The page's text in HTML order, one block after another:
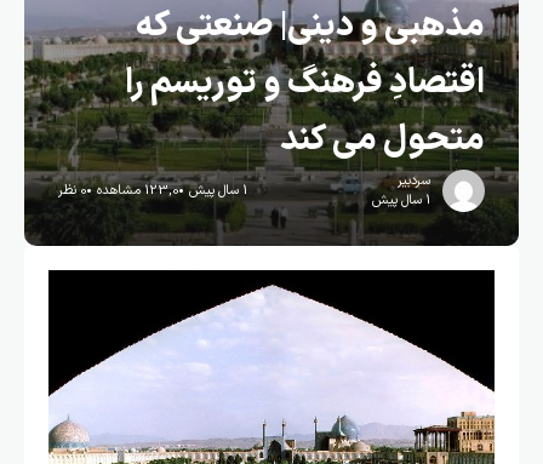
مذهبی و دینی| صنعتی که
اقتصادِ فرهنگ و توریسم را
متحول می کند
سردبیر
1 سال پیش
1 سال پیش 123,0 مشاهده 0 نظر